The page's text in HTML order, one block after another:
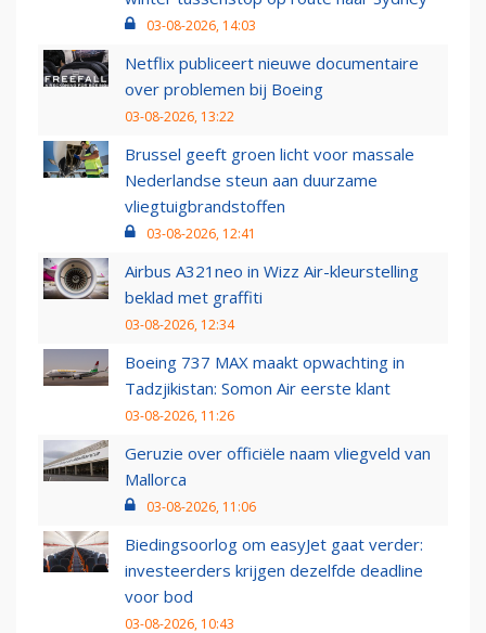
03-08-2026, 14:03
Netflix publiceert nieuwe documentaire
over problemen bij Boeing
03-08-2026, 13:22
Brussel geeft groen licht voor massale
Nederlandse steun aan duurzame
vliegtuigbrandstoffen
03-08-2026, 12:41
Airbus A321neo in Wizz Air-kleurstelling
beklad met graffiti
03-08-2026, 12:34
Boeing 737 MAX maakt opwachting in
Tadzjikistan: Somon Air eerste klant
03-08-2026, 11:26
Geruzie over officiële naam vliegveld van
Mallorca
03-08-2026, 11:06
Biedingsoorlog om easyJet gaat verder:
investeerders krijgen dezelfde deadline
voor bod
03-08-2026, 10:43